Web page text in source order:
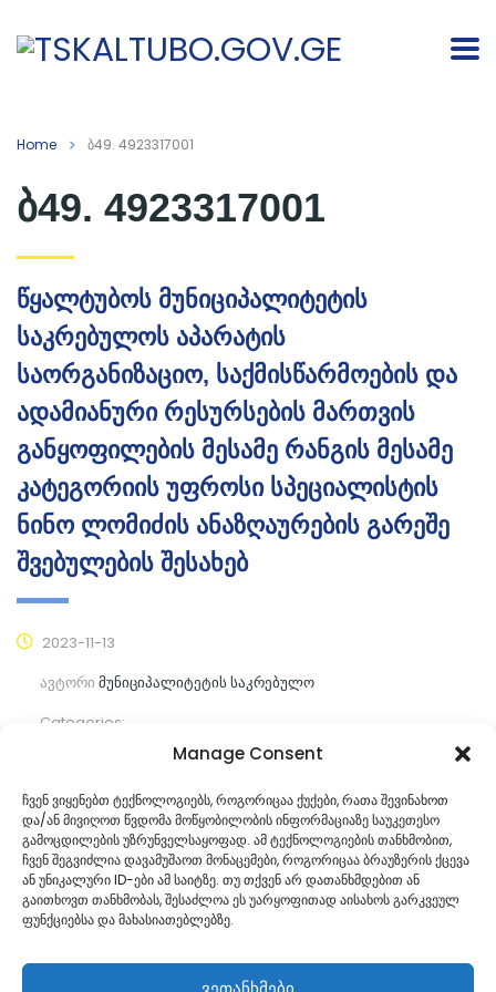
Manage Consent
ჩვენ ვიყენებთ ტექნოლოგიებს, როგორიცაა ქუქები, რათა შევინახოთ
და/ან მივიღოთ წვდომა მოწყობილობის ინფორმაციაზე საუკეთესო
გამოცდილების უზრუნველსაყოფად. ამ ტექნოლოგიების თანხმობით,
ჩვენ შეგვიძლია დავამუშაოთ მონაცემები, როგორიცაა ბრაუზერის ქცევა
ან უნიკალური ID-ები ამ საიტზე. თუ თქვენ არ დათანხმდებით ან
გაითხოვთ თანხმობას, შესაძლოა ეს უარყოფითად აისახოს გარკვეულ
ფუნქციებსა და მახასიათებლებზე.
Home ბ49. 4923317001
ბ49. 4923317001
წყალტუბოს მუნიციპალიტეტის
საკრებულოს აპარატის
საორგანიზაციო, საქმისწარმოების და
ადამიანური რესურსების მართვის
განყოფილების მესამე რანგის მესამე
კატეგორიის უფროსი სპეციალისტის
ნინო ლომიძის ანაზღაურების გარეშე
შვებულების შესახებ
2023-11-13
ავტორი მუნიციპალიტეტის საკრებულო
Categories:
კომენტარები ჯერ არ არის
ᲒᲐᲜᲐᲒᲠᲫᲔ ᲙᲘᲗᲮᲕᲐ